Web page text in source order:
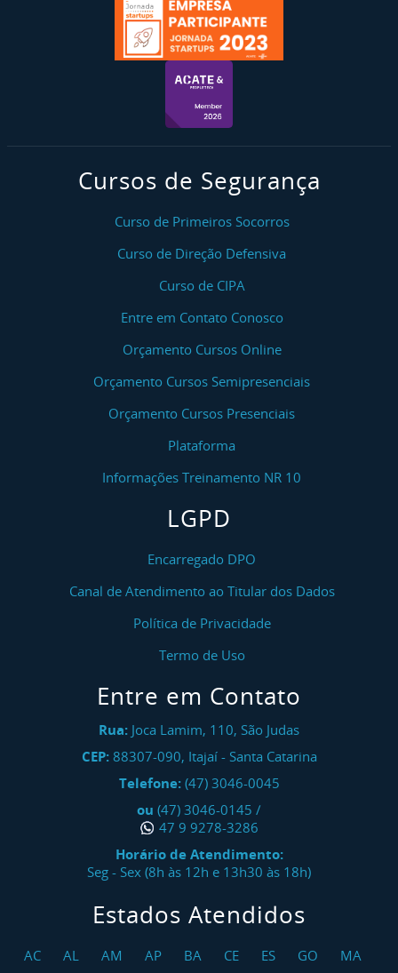
Cursos de Segurança
Curso de Primeiros Socorros
Curso de Direção Defensiva
Curso de CIPA
Entre em Contato Conosco
Orçamento Cursos Online
Orçamento Cursos Semipresenciais
Orçamento Cursos Presenciais
Plataforma
Informações Treinamento NR 10
LGPD
Encarregado DPO
Canal de Atendimento ao Titular dos Dados
Política de Privacidade
Termo de Uso
Entre em Contato
Rua: Joca Lamim, 110, São Judas
CEP: 88307-090, Itajaí- Santa Catarina
Telefone: (47) 3046-0045
ou (47) 3046-0145 /
47 9 9278-3286
Horário de Atendimento:
Seg - Sex (8h às 12h e 13h30 às 18h)
Estados Atendidos
AC AL AM AP BA CE ES GO
MA